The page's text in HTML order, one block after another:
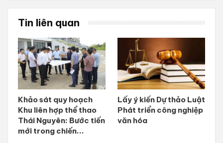
Tin liên quan
Khảo sát quy hoạch
Khu liên hợp thể thao
Thái Nguyên: Bước tiến
mới trong chiến...
Lấy ý kiến Dự thảo Luật
Phát triển công nghiệp
văn hóa